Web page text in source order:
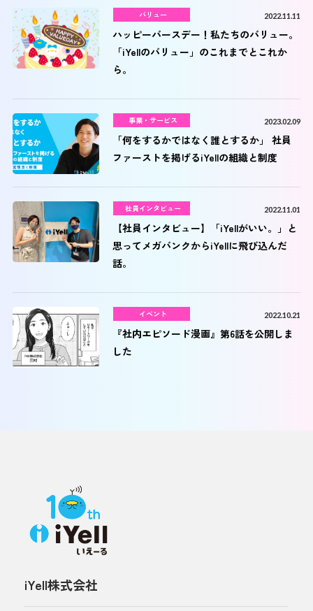
バリュー 2022.11.11
ハッピーバースデー！私たちのバリュー。
「iYellのバリュー」のこれまでとこれか
ら。
事業・サービス 2023.02.09
「何をするかではなく誰とするか」 社員
ファーストを掲げるiYellの組織と制度
社員インタビュー 2022.11.01
【社員インタビュー】「iYellがいい。」と
思ってメガバンクからiYellに飛び込んだ
話。
イベント 2022.10.21
『社内エピソード漫画』第6話を公開しま
した
iYell株式会社